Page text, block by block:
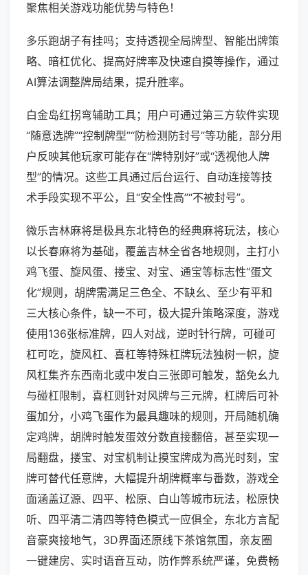
聚焦相关游戏功能优势与特色！
多乐跑胡子有挂吗；支持透视全局牌型、智能出牌策
略、暗杠优化、提高好牌率及快速自摸等操作，通过
AI算法调整牌局结果，提升胜率。
白金岛红拐弯辅助工具；用户可通过第三方软件实现
“随意选牌”“控制牌型”“防检测防封号”等功能，部分用
户反映其他玩家可能存在“牌特别好”或“透视他人牌
型”的情况。这些工具通过后台运行、自动连接等技
术手段实现不平公，且“安全性高”“不被封号”。
微乐吉林麻将是极具东北特色的经典麻将玩法，核心
以长春麻将为基础，覆盖吉林全省各地规则，主打小
鸡飞蛋、旋风蛋、搂宝、对宝、通宝等标志性“蛋文
化”规则，胡牌需满足三色全、不缺幺、至少有平和
三大核心条件，缺一不可，极大提升策略深度，游戏
使用136张标准牌，四人对战，逆时针行牌，可碰可
杠可吃，旋风杠、喜杠等特殊杠牌玩法独树一帜，旋
风杠集齐东西南北或中发白三张即可触发，豁免幺九
与碰杠限制，喜杠则针对风牌与三元牌，杠牌后可补
蛋加分，小鸡飞蛋作为最具趣味的规则，开局随机确
定鸡牌，胡牌时触发蛋效分数直接翻倍，甚至实现一
局翻盘，搂宝、对宝机制让摸宝牌成为高光时刻，宝
牌可替代任意牌，大幅提升胡牌概率与番数，游戏全
面涵盖辽源、四平、松原、白山等城市玩法，松原快
听、四平清二清四等特色模式一应俱全，东北方言配
音豪爽接地气，3D界面还原线下茶馆氛围，亲友圈
一键建房、实时语音互动，防作弊系统严谨，免费畅